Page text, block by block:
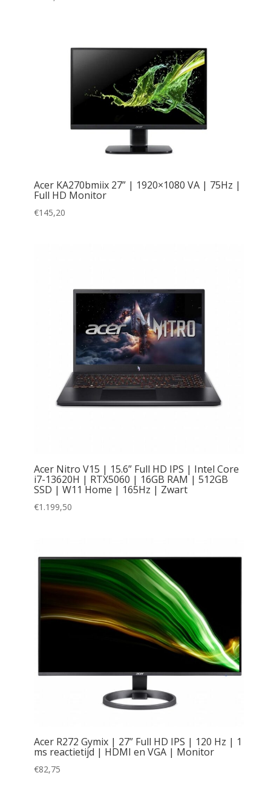
Acer KA270bmiix 27” | 1920×1080 VA | 75Hz |
Full HD Monitor
€145,20
Acer Nitro V15 | 15.6” Full HD IPS | Intel Core
i7-13620H | RTX5060 | 16GB RAM | 512GB
SSD | W11 Home | 165Hz | Zwart
€1.199,50
Acer R272 Gymix | 27” Full HD IPS | 120 Hz | 1
ms reactietijd | HDMI en VGA | Monitor
€82,75